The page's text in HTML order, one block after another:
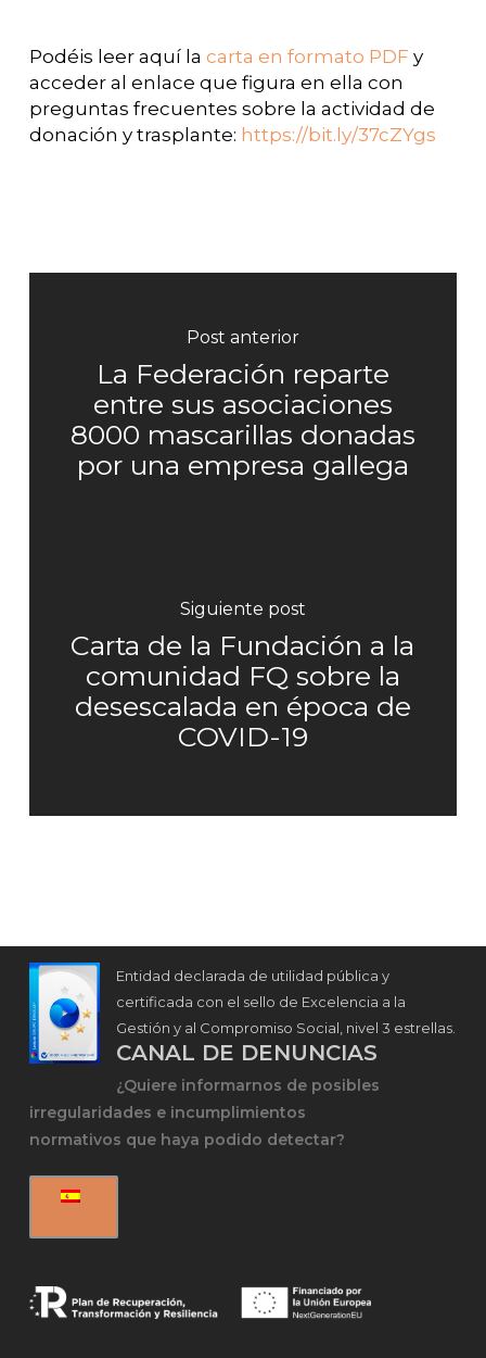
Podéis leer aquí la carta en formato PDF y
acceder al enlace que figura en ella con
preguntas frecuentes sobre la actividad de
donación y trasplante: https://bit.ly/37cZYgs
Post anterior
La Federación reparte
entre sus asociaciones
8000 mascarillas donadas
por una empresa gallega
Siguiente post
Carta de la Fundación a la
comunidad FQ sobre la
desescalada en época de
COVID-19
Entidad declarada de utilidad pública y
certificada con el sello de Excelencia a la
Gestión y al Compromiso Social, nivel 3 estrellas.
CANAL DE DENUNCIAS
¿Quiere informarnos de posibles
irregularidades e incumplimientos
normativos que haya podido detectar?